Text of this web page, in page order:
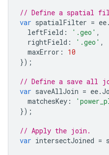
// Define a spatial
var spatialFilter = ee.
leftField : '.geo' ,
rightField : '.geo' ,
maxError :
10
});
// Define a save all
var saveAllJoin = ee.
matchesKey :
});
// Apply the join.
var intersectJoined =